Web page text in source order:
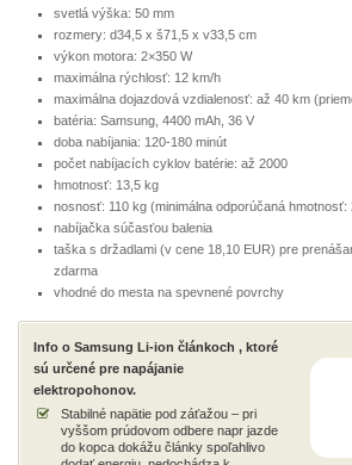
svetlá výška: 50 mm
rozmery: d34,5 x š71,5 x v33,5 cm
výkon motora: 2×350 W
maximálna rýchlosť: 12 km/h
maximálna dojazdová vzdialenosť: až 40 km
batéria: Samsung, 4400 mAh, 36 V
doba nabíjania: 120-180 minút
počet nabíjacích cyklov batérie: až 2000
hmotnosť: 13,5 kg
nosnosť: 110 kg (minimálna odporúčaná hmotnosť:
nabíjačka súčasťou balenia
taška s držadlami (v cene 18,10 EUR) pre
zdarma
vhodné do mesta na spevnené povrchy
Info o Samsung Li-ion článkoch , ktoré
sú určené pre napájanie
elektropohonov.
Stabilné napätie pod záťažou – pri
vyššom prúdovom odbere napr jazde
do kopca dokážu články spoľahlivo